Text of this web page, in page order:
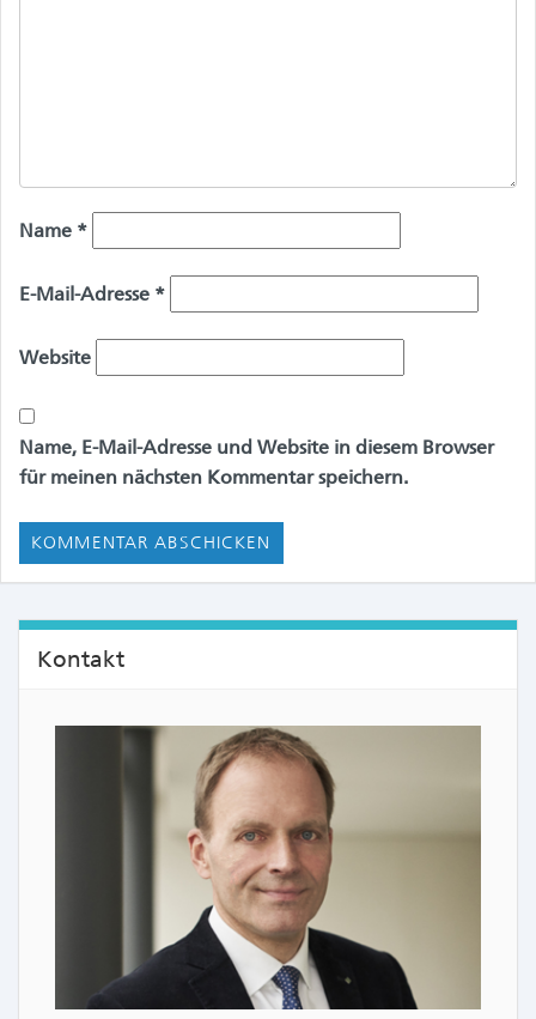
Name *
E-Mail-Adresse *
Website
Name, E-Mail-Adresse und Website in diesem Browser
für meinen nächsten Kommentar speichern.
Kontakt